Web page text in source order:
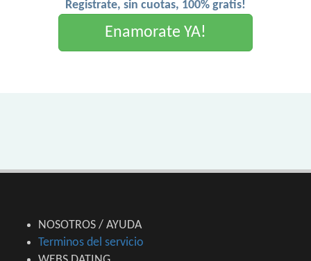
Registrate, sin cuotas, 100% gratis!
Enamorate YA!
NOSOTROS / AYUDA
Terminos del servicio